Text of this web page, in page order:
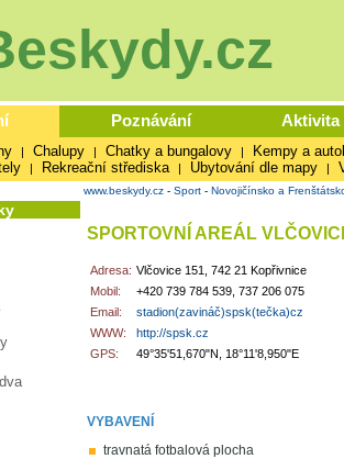
Poznávání Aktivita
| Chalupy | Chatky a bungalovy | Kempy a
| Rekreační střediska | Ubytování dle mapy |
www.beskydy.cz- Sport- Novojičínsko a
SPORTOVNÍ AREÁL
Adresa: Vlčovice 151, 742 21 Kopřivnice
Mobil:
+420 739 784 539, 737 206 075
Email:
stadion(zavináč)spsk(tečka)cz
WWW:
http://spsk.cz
GPS:
49°35'51,670"N, 18°11'8,950"E
VYBAVENÍ
travnatá fotbalová plocha